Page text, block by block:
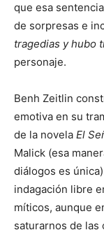
que esa
de sorpresas e
tragedias y hubo
personaje.
Benh Zeitlin
emotiva en su
de la novela El
Malick (esa
diálogos es
indagación libre
míticos, aunque
saturarnos de las